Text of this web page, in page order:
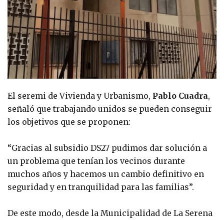
El seremi de Vivienda y Urbanismo, Pablo Cuadra,
señaló que trabajando unidos se pueden conseguir
los objetivos que se proponen:
“Gracias al subsidio DS27 pudimos dar solución a
un problema que tenían los vecinos durante
muchos años y hacemos un cambio definitivo en
seguridad y en tranquilidad para las familias”.
De este modo, desde la Municipalidad de La Serena